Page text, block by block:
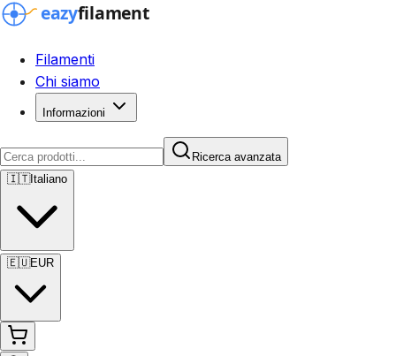
Filamenti
Chi siamo
Informazioni
Ricerca avanzata
🇮🇹Italiano
🇪🇺EUR